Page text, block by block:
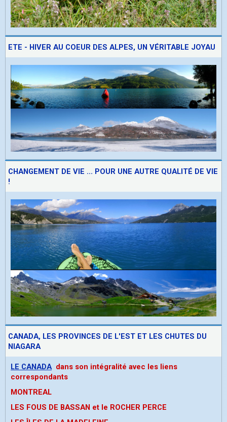
ETE - HIVER AU COEUR DES ALPES, UN VÉRITABLE JOYAU
CHANGEMENT DE VIE ... POUR UNE AUTRE QUALITÉ DE VIE
!
CANADA, LES PROVINCES DE L'EST ET LES CHUTES DU
NIAGARA
LE CANADA dans son intégralité avec les liens
correspondants
MONTREAL
LES FOUS DE BASSAN et le ROCHER PERCE